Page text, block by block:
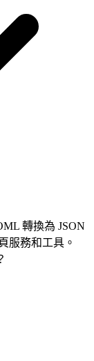
轉換為 JSON
服務和工具。